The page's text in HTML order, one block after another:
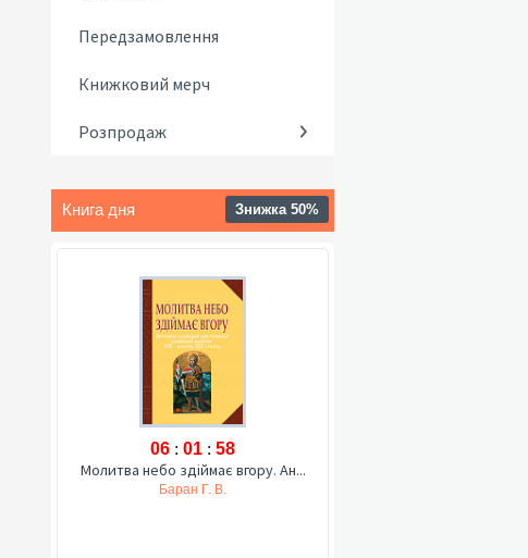
Передзамовлення
Книжковий мерч
Розпродаж
Книга дня Знижка 50%
06 : 01 : 57
Молитва небо здіймає вгору. Ан...
Баран Г. В.